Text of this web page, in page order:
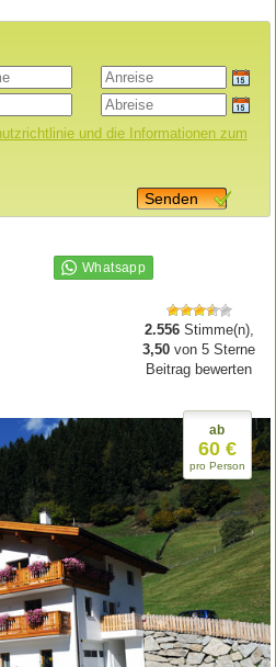
und die Informationen zum
Senden
2.556Stimme(n),
3,50 von5 Sterne
Beitrag bewerten
ab
60 €
pro Person